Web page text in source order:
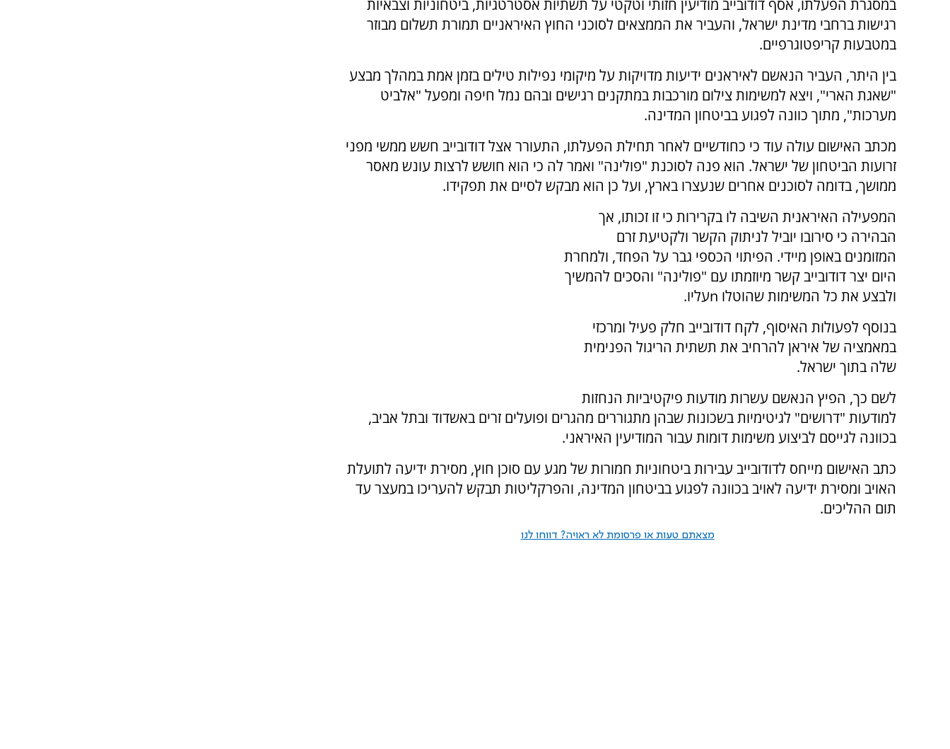
במסגרת הפעלתו, אסף דודובייב מודיעין חזותי וטקטי על תשתיות אסטרטגיות, ביטחוניות וצבאיות
רגישות ברחבי מדינת ישראל, והעביר את הממצאים לסוכני החוץ האיראניים תמורת תשלום מבוזר
במטבעות קריפטוגרפיים.
בין היתר, העביר הנאשם לאיראנים ידיעות מדויקות על מיקומי נפילות טילים בזמן אמת במהלך מבצע
"שאגת הארי", ויצא למשימות צילום מורכבות במתקנים רגישים ובהם נמל חיפה ומפעל "אלביט
מערכות", מתוך כוונה לפגוע בביטחון המדינה.
מכתב האישום עולה עוד כי כחודשיים לאחר תחילת הפעלתו, התעורר אצל דודובייב חשש ממשי מפני
זרועות הביטחון של ישראל. הוא פנה לסוכנת "פולינה" ואמר לה כי הוא חושש לרצות עונש מאסר
ממושך, בדומה לסוכנים אחרים שנעצרו בארץ, ועל כן הוא מבקש לסיים את תפקידו.
המפעילה האיראנית השיבה לו בקרירות כי זו זכותו, אך
הבהירה כי סירובו יוביל לניתוק הקשר ולקטיעת זרם
המזומנים באופן מיידי. הפיתוי הכספי גבר על הפחד, ולמחרת
היום יצר דודובייב קשר מיוזמתו עם "פולינה" והסכים להמשיך
ולבצע את כל המשימות שהוטלו nעליו.
בנוסף לפעולות האיסוף, לקח דודובייב חלק פעיל ומרכזי
במאמציה של איראן להרחיב את תשתית הריגול הפנימית
שלה בתוך ישראל.
לשם כך, הפיץ הנאשם עשרות מודעות פיקטיביות הנחזות
למודעות "דרושים" לגיטימיות בשכונות שבהן מתגוררים מהגרים ופועלים זרים באשדוד ובתל אביב,
בכוונה לגייסם לביצוע משימות דומות עבור המודיעין האיראני.
כתב האישום מייחס לדודובייב עבירות ביטחוניות חמורות של מגע עם סוכן חוץ, מסירת ידיעה לתועלת
האויב ומסירת ידיעה לאויב בכוונה לפגוע בביטחון המדינה, והפרקליטות תבקש להעריכו במעצר עד
תום ההליכים.
מצאתם טעות או פרסומת לא ראויה? דווחו לנו